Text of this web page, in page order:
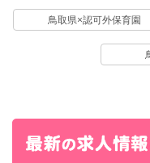
鳥取県×認可外保育園